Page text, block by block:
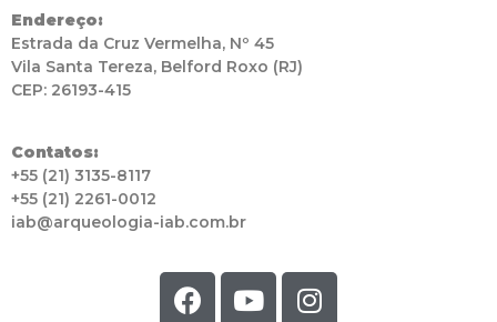
Endereço:
Estrada da Cruz Vermelha, Nº 45
Vila Santa Tereza, Belford Roxo (RJ)
CEP: 26193-415
Contatos:
+55 (21) 3135-8117
+55 (21) 2261-0012
iab@arqueologia-iab.com.br